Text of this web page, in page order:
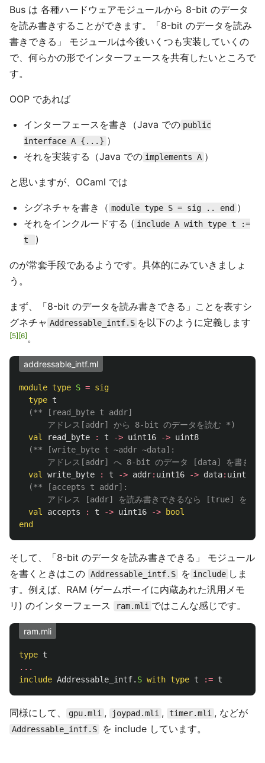
Bus は 各種ハードウェアモジュールから 8-bit のデータ
を読み書きすることができます。「8-bit のデータを読み
書きできる」 モジュールは今後いくつも実装していくの
で、何らかの形でインターフェースを共有したいところで
す。
OOP であれば
インターフェースを書き（Java での public
interface A {...} ）
それを実装する（Java での implements A ）
と思いますが、OCaml では
シグネチャを書き（ module type S = sig .. end ）
それをインクルードする ( include A with type t :=
t
)
のが常套手段であるようです。具体的にみていきましょ
う。
まず、「8-bit のデータを読み書きできる」ことを表すシ
グネチャ Addressable_intf.S を以下のように定義します
5 6 。
addressable_intf.ml
module type S = sig
type t
(** [read_byte t addr]
      アドレス[addr] から 8-bit のデータを読む *)
val
read_byte : t -> uint16 -> uint8
(** [write_byte t ~addr ~data]:
アドレス[addr] へ 8-bit のデータ [data] を書き込
val
write_byte : t -> addr: uint16 -> data: uint8
(** [accepts t addr]:
アドレス [addr] を読み書きできるなら [true] を返
val
accepts : t -> uint16 ->
bool
end
そして、「8-bit のデータを読み書きできる」 モジュール
を書くときはこの Addressable_intf.S を include しま
す。例えば、RAM (ゲームボーイに内蔵あれた汎用メモ
リ) のインターフェース
ram.mli ではこんな感じです。
ram.mli
type t
...
include Addressable_intf. S with type t := t
同様にして、 gpu.mli , joypad.mli , timer.mli , などが
Addressable_intf.S を include しています。